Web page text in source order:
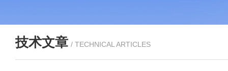
技术文章 / TECHNICAL ARTICLES